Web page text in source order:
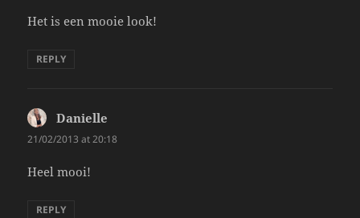
Het is een mooie look!
REPLY
Danielle
21/02/2013 at 20:18
Heel mooi!
REPLY